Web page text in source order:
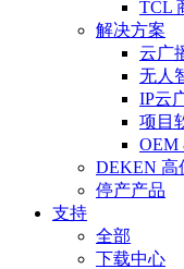
TCL
解决方案
云广
无人
IP云
项目
OEM
DEKEN 高
停产产品
支持
全部
下载中心